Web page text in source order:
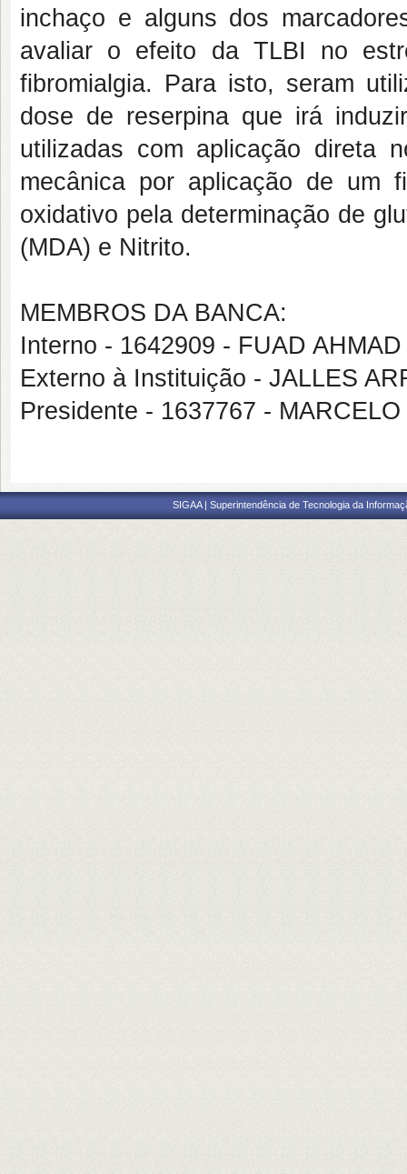
inchaço e alguns dos
avaliar o efeito da TLBI no
fibromialgia. Para isto, seram
dose de reserpina que irá
utilizadas com aplicação direta
mecânica por aplicação de um
oxidativo pela determinação de
(MDA) e Nitrito.
MEMBROS DA BANCA:
Interno - 1642909 - FUAD
Externo à Instituição - JALLES
Presidente - 1637767 -
SIGAA | Superintendência de Tecnologia da